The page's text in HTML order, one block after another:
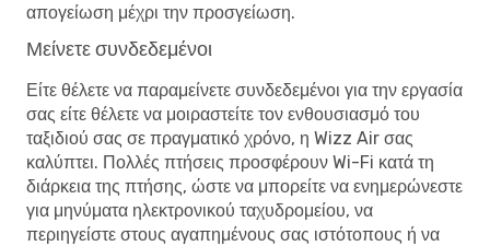
απογείωση μέχρι την προσγείωση.
Μείνετε συνδεδεμένοι
Είτε θέλετε να παραμείνετε συνδεδεμένοι για την εργασία
σας είτε θέλετε να μοιραστείτε τον ενθουσιασμό του
ταξιδιού σας σε πραγματικό χρόνο, η Wizz Air σας
καλύπτει. Πολλές πτήσεις προσφέρουν Wi-Fi κατά τη
διάρκεια της πτήσης, ώστε να μπορείτε να ενημερώνεστε
για μηνύματα ηλεκτρονικού ταχυδρομείου, να
περιηγείστε στους αγαπημένους σας ιστότοπους ή να